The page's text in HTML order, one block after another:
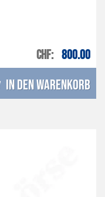
CHF 800.00
in den Warenkorb